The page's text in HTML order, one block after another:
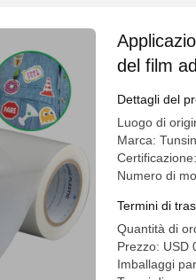
del film
Dettagli del
Luogo di
Marca:
Numero di
Termini di
Quantità di
Prezzo: USD
Imballaggi